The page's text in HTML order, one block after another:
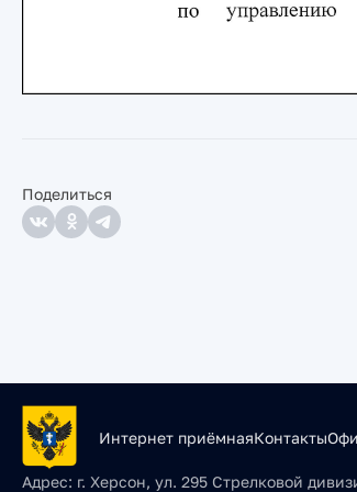
Поделиться
Интернет приёмнаяКонтакты
Адрес: г. Херсон, ул. 295 Стрелковой